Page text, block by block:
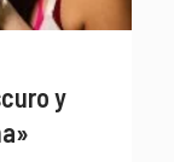
y